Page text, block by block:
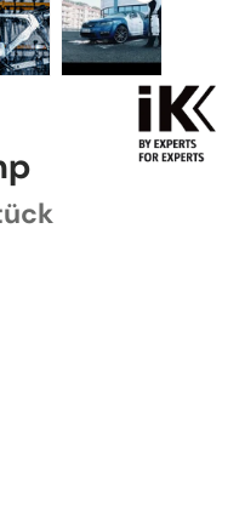
Load image 3 in gallery view
Play video 1